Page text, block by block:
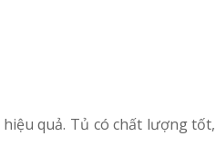
quả. Tủ có chất lượng tốt,